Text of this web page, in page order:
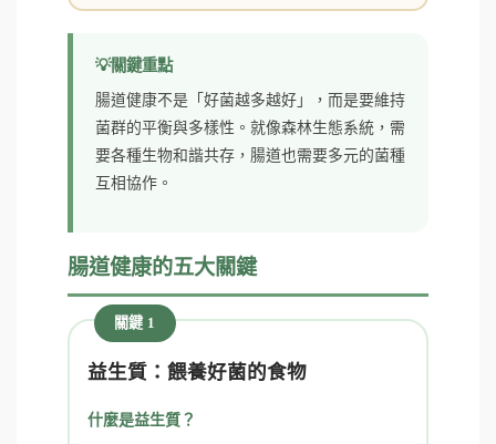
關鍵重點
腸道健康不是「好菌越多越好」，而是要維持
菌群的平衡與多樣性。就像森林生態系統，需
要各種生物和諧共存，腸道也需要多元的菌種
互相協作。
腸道健康的五大關鍵
關鍵 1
益生質：餵養好菌的食物
什麼是益生質？